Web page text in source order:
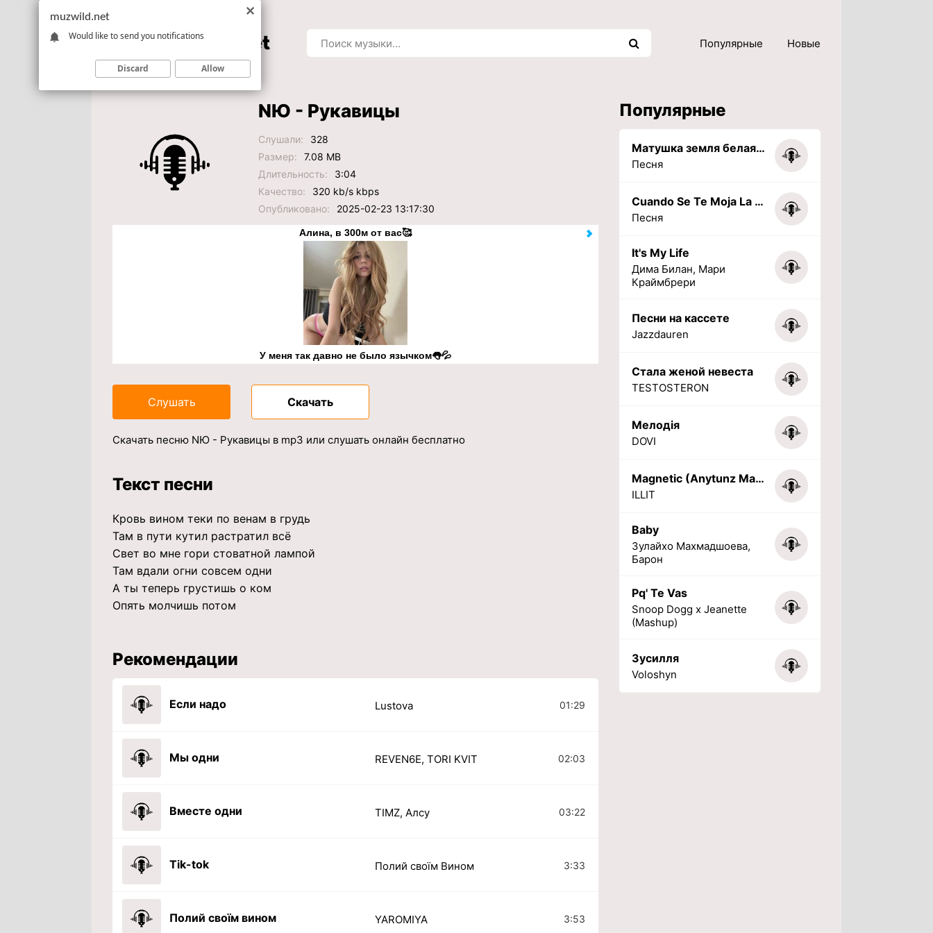
Популярные Новые
NЮ - Рукавицы
Слушали:
328
Размер:
7.08 MB
Длительность:
3:04
Качество:
320 kb/s kbps
Опубликовано:
2025-02-23 13:17:30
Алина, в 300м от вас🥰
У меня так давно не было язычком👅💦
Слушать Скачать
Скачать песню NЮ - Рукавицы в mp3 или слушать онлайн бесплатно
Текст песни
Кровь вином теки по венам в грудь
Там в пути кутил растратил всё
Свет во мне гори стоватной лампой
Там вдали огни совсем одни
А ты теперь грустишь о ком
Опять молчишь потом
Рекомендации
Если надо Lustova 01:29
Мы одни REVEN6E, TORI KVIT 02:03
Вместе одни TIMZ, Алсу 03:22
Tik-tok Полий cвоїм Вином 3:33
Полий своїм вином YAROMIYA 3:53
Популярные
Матушка земля белая березонька
Песня
Cuando Se Te Moja La Tarea (PHONK) (Slowed + Reverbed)
Песня
It's My Life
Дима Билан, Мари
Краймбрери
Песни на кассете
Jazzdauren
Стала женой невеста
TESTOSTERON
Мелодія
DOVI
Magnetic (Anytunz Marimba Ringtone)
ILLIT
Baby
Зулайхо Махмадшоева,
Барон
Pq' Te Vas
Snoop Dogg x Jeanette
(Mashup)
Зусилля
Voloshyn
muzwild.net
Would like to send you notifications
Discard Allow